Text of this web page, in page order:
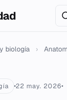
biología ›
22 may. 2026